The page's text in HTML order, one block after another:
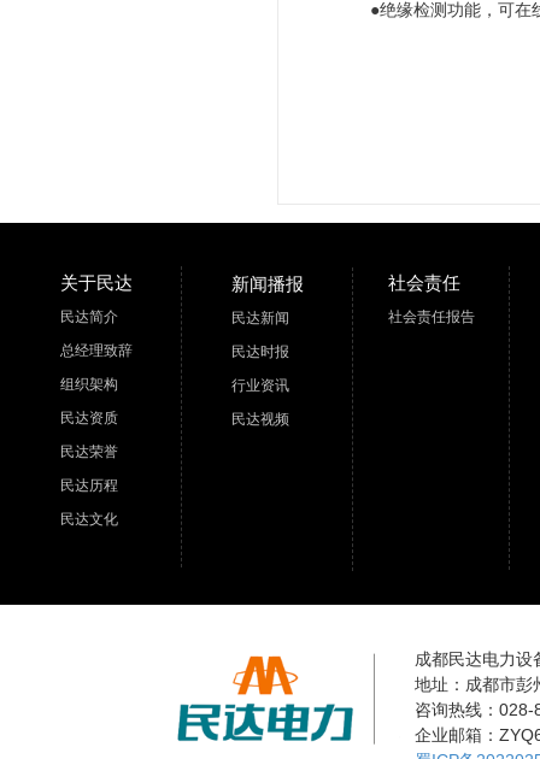
●绝缘检测功能，可在
关于民达
民达简介
总经理致辞
组织架构
民达资质
民达荣誉
民达历程
民达文化
新闻播报
民达新闻
民达时报
行业资讯
民达视频
社会责任
社会责任报告
成都民达电力设
地址：成都市彭
咨询热线：028-
企业邮箱：